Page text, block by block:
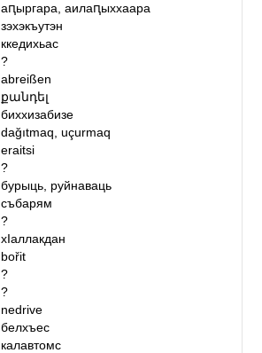
аԥыргара, аилаԥыххаара
зэхэкъутэн
ккедихьас
?
abreißen
քանդել
биххизабизе
dağıtmaq, uçurmaq
eraitsi
?
бурыць, руйнаваць
събарям
?
хIаллакдан
bořit
?
?
nedrive
белхъес
калавтомс